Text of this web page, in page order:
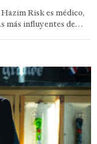
Risk es médico,
más influyentes de…